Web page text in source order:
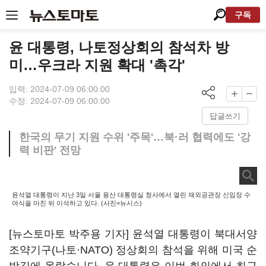
구독
윤 대통령, 나토정상회의 참석차 방
미…우크라 지원 확대 '촉각'
입력: 2024-07-09 06:00:00
수정: 2024-07-09 06:00:00
답글쓰기
한국의 무기 지원 수위 '주목'…북·러 협력에도 '강
력 비판' 전망
윤석열 대통령이 지난 3일 서울 용산 대통령실 청사에서 열린 재외공관장 신임장 수
여식을 마친 뒤 이석하고 있다. (사진=뉴시스)
[뉴스토마토 박주용 기자] 윤석열 대통령이 북대서양
조약기구(나토·NATO) 정상회의 참석을 위해 미국 순